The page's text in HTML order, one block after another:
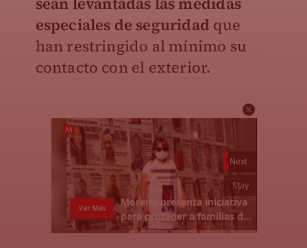
especiales de seguridad que
han restringido al mínimo su
contacto con el exterior.